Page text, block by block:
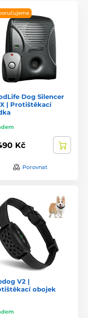
Dog Silencer
| Protištěkací
Kč
Porovnat
V2 |
obojek